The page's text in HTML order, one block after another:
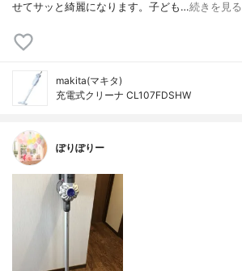
せてサッと綺麗になります。子ども…続きを見る
makita(マキタ)
充電式クリーナ CL107FDSHW
ぽりぽりー